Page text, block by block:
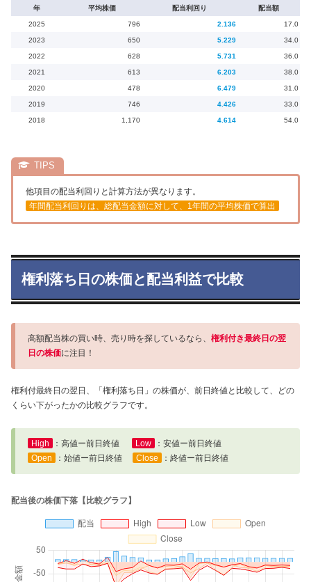
年 平均株価 配当利回り 配当額
2025 796 2.136 17.0
2023 650 5.229 34.0
2022 628 5.731 36.0
2021 613 6.203 38.0
2020 478 6.479 31.0
2019 746 4.426 33.0
2018 1,170 4.614 54.0
他項目の配当利回りと計算方法が異なります。
年間配当利回りは、総配当金額に対して、1年間の平均株価で算出
権利落ち日の株価と配当利益で比較
高額配当株の買い時、売り時を探しているなら、 権利付き最終日の翌
日の株価に注目！
権利付最終日の翌日、「権利落ち日」の株価が、前日終値と比較して、どの
くらい下がったかの比較グラフです。
High ：高値ー前日終値 Low
：安値ー前日終値
Open
：始値ー前日終値 Close ：終値ー前日終値